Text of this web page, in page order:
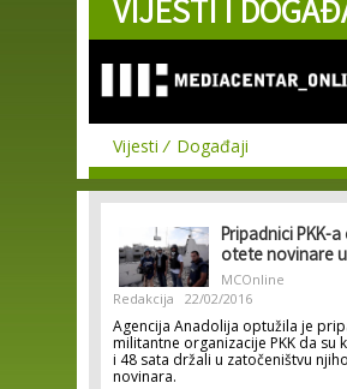
Skip to
main
VIJESTI I
Vijesti Događaji
Pripadnici PKK-
otete novinare
MCOnline
Redakcija
22/02/2016
Agencija Anadolija optužila je
militantne organizacije PKK da su
i 48 sata držali u zatočeništvu
novinara.